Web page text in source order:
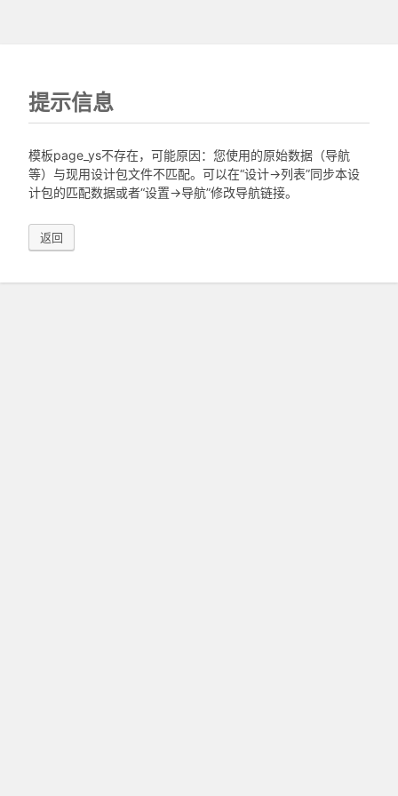
提示信息
模板page_ys不存在，可能原因：您使用的原始数据（导航
等）与现用设计包文件不匹配。可以在“设计->列表”同步本设
计包的匹配数据或者“设置->导航”修改导航链接。
返回